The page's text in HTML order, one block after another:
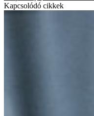
Kapcsolódó cikkek